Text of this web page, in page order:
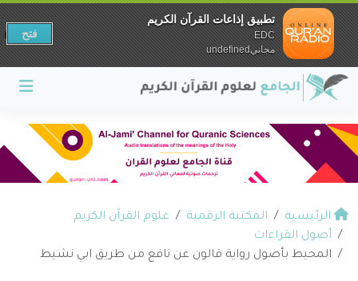
الرئيسية المكتبة الرقمية
علوم القرآن الكريم
أصول القراءات
المحيط بأصول رواية قالون عن نافع من طريق ابي نشيط
تطبيق إذاعات القرآن الكريم
EDC
مجانيundefined
فتح